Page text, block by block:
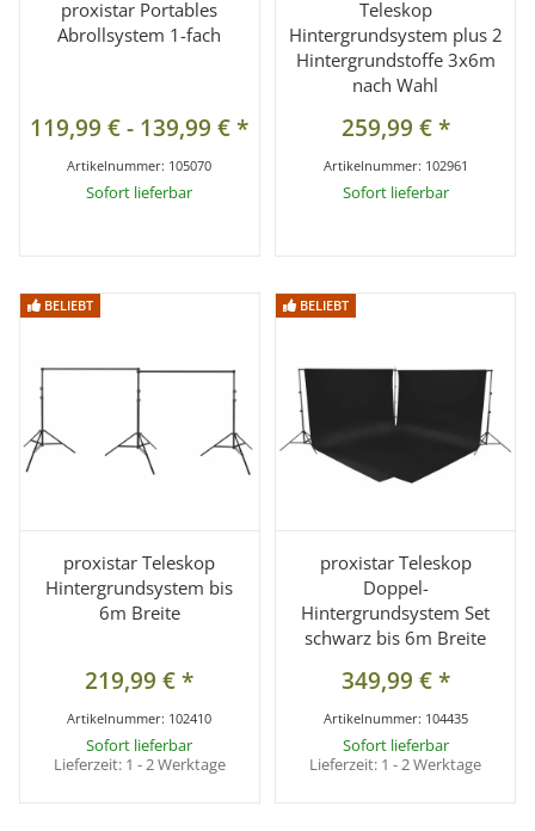
proxistar Portables
Abrollsystem 1-fach
119,99 €- 139,99 €*
Artikelnummer: 105070
Sofort lieferbar
Teleskop
Hintergrundsystem plus 2
Hintergrundstoffe 3x6m
nach Wahl
259,99 €*
Artikelnummer: 102961
Sofort lieferbar
BELIEBT
BELIEBT
proxistar Teleskop
Hintergrundsystem bis
6m Breite
219,99 €*
Artikelnummer: 102410
Sofort lieferbar
Lieferzeit: 1 - 2 Werktage
BELIEBT
BELIEBT
proxistar Teleskop
Doppel-
Hintergrundsystem Set
schwarz bis 6m Breite
349,99 €*
Artikelnummer: 104435
Sofort lieferbar
Lieferzeit: 1 - 2 Werktage